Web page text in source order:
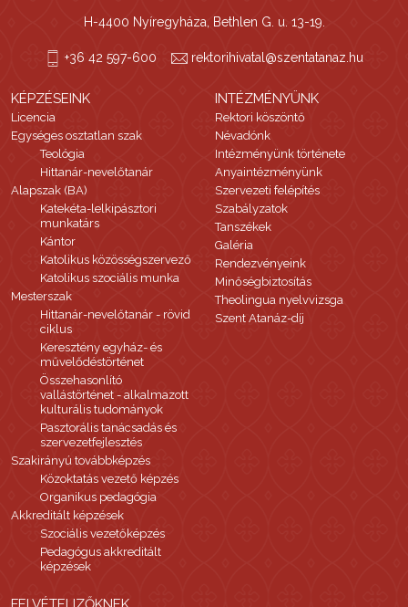
H-4400 Nyíregyháza, Bethlen G. u. 13-19.
+36 42 597-600 rektorihivatal@szentatanaz.hu
KÉPZÉSEINK
Licencia
Egységes osztatlan szak
Teológia
Hittanár-nevelőtanár
Alapszak (BA)
Katekéta-lelkipásztori
munkatárs
Kántor
Katolikus közösségszervező
Katolikus szociális munka
Mesterszak
Hittanár-nevelőtanár - rövid
ciklus
Keresztény egyház- és
művelődéstörténet
Összehasonlító
vallástörténet - alkalmazott
kulturális tudományok
Pasztorális tanácsadás és
szervezetfejlesztés
Szakirányú továbbképzés
Közoktatás vezető képzés
Organikus pedagógia
Akkreditált képzések
Szociális vezetőképzés
Pedagógus akkreditált
képzések
INTÉZMÉNYÜNK
Rektori köszöntő
Névadónk
Intézményünk története
Anyaintézményünk
Szervezeti felépítés
Szabályzatok
Tanszékek
Galéria
Rendezvényeink
Minőségbiztosítás
Theolingua nyelvvizsga
Szent Atanáz-díj